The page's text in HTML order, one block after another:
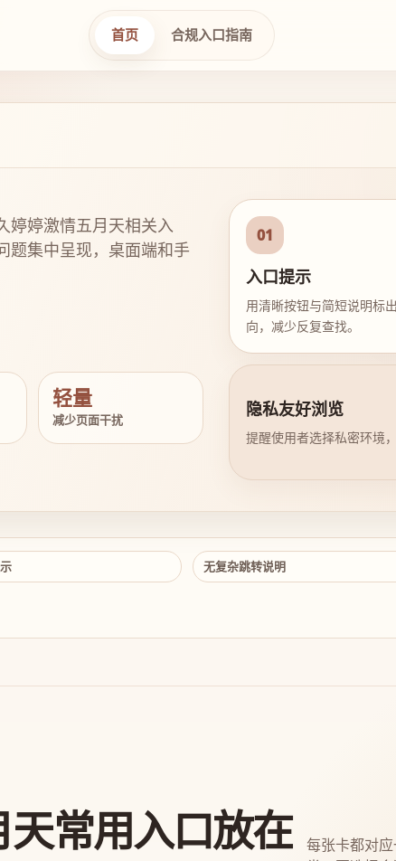
首页 合规入口指南
婷婷激情五月天相关入
题集中呈现，桌面端和手
轻量
减少页面干扰
01
入口提示
用清晰按钮与简短说明标
向，减少反复查找。
隐私友好浏览
提醒使用者选择私密环境
无复杂跳转说明
常用入口放在
每张卡都对